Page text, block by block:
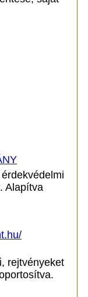
Alapítva
rejtvényeket